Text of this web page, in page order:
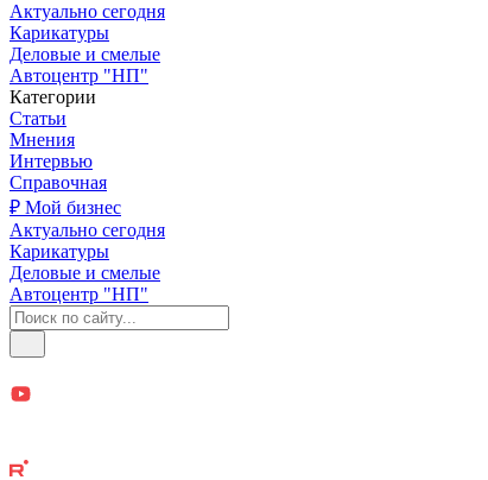
Актуально сегодня
Карикатуры
Деловые и смелые
Автоцентр "НП"
Категории
Статьи
Мнения
Интервью
Справочная
₽ Мой бизнес
Актуально сегодня
Карикатуры
Деловые и смелые
Автоцентр "НП"